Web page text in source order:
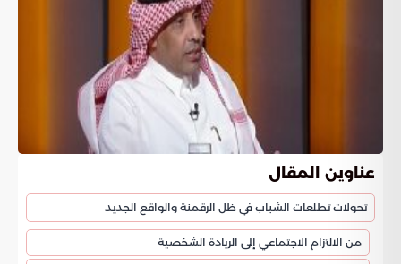
عناوين المقال
تحولات تطلعات الشباب في ظل الرقمنة والواقع الجديد
من الالتزام الاجتماعي إلى الريادة الشخصية